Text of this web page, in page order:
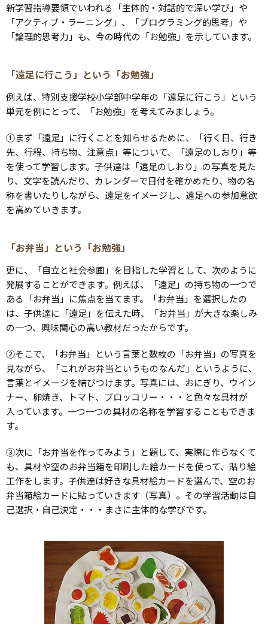
新学習指導要領でいわれる「主体的・対話的で深い学び」や
「アクティブ・ラーニング」、「プログラミング的思考」や
「論理的思考力」も、今の時代の「お勉強」を示しています。
「遠足に行こう」という「お勉強」
例えば、特別支援学校小学部中学年の「遠足に行こう」という
単元を例にとって、「お勉強」を考えてみましょう。
①まず「遠足」に行くことを知らせるために、「行く日、行き
先、行程、持ち物、注意点」等について、「遠足のしおり」等
を使って学習します。子供達は「遠足のしおり」の写真を見た
り、文字を読んだり、カレンダーで日付を確かめたり、物の名
称を書いたりしながら、遠足をイメージし、遠足への参加意欲
を高めていきます。
「お弁当」という「お勉強」
更に、「自立と社会参画」を目指した学習として、次のように
発展することができます。例えば、「遠足」の持ち物の一つで
ある「お弁当」に焦点を当てます。「お弁当」を選択したの
は、子供達に「遠足」を伝えた時、「お弁当」が大きな楽しみ
の一つ、興味関心の高い教材だったからです。
②そこで、「お弁当」という言葉と数枚の「お弁当」の写真を
見ながら、「これがお弁当というものなんだ」というように、
言葉とイメージを結びつけます。写真には、おにぎり、ウイン
ナー、卵焼き、トマト、ブロッコリー・・・と色々な具材が
入っています。一つ一つの具材の名称を学習することもできま
す。
③次に「お弁当を作ってみよう」と題して、実際に作らなくて
も、具材や空のお弁当箱を印刷した絵カードを使って、貼り絵
工作をします。子供達は好きな具材絵カードを選んで、空のお
弁当箱絵カードに貼っていきます（写真）。その学習活動は自
己選択・自己決定・・・まさに主体的な学びです。